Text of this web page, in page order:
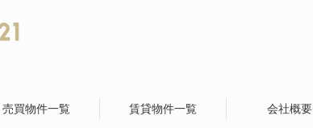
売買物件一覧 賃貸物件一覧 会社概要